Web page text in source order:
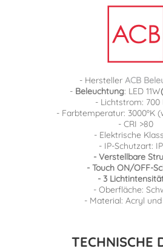
- Hersteller ACB
- Beleuchtung: LED 11W
- Lichtstrom: 700
- Farbtemperatur: 3000ºK
- CRI >80
- Elektrische
- IP-Schutzart:
- Verstellbare
- Touch ON/OFF-
- 3
- Oberfläche:
- Material: Acryl
TECHNISCHE